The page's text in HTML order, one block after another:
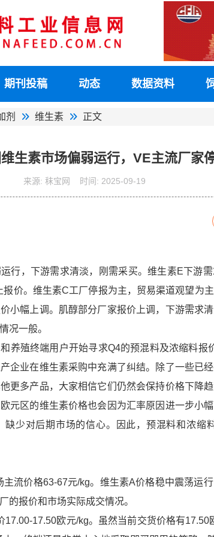
期刊投稿 动态 数据资料
剂 维生素 正文
生素市场偏弱运行，VE主流厂家
来源: 秣宝网 时间: 2025-09-19
行，下游需求清淡，刚需采买。维生素E下游
价。维生素C工厂停报为主，贸易渠道观望为
小幅上调。肌醇部分厂家报价上调，下游需求
况一般。
养殖终端用户开始寻求Q4的预混料及浓缩料报
企业在维生素采购中充满了纠结。除了一些已
更多产品，大家相信它们仍然会保持价格下降
元区的维生素价格也会因为汇率原因进一步小
缺少对后期市场的信心。因此，预混料和浓缩
主流价格63-67元/kg。维生素A价格稳中震荡运
的报价和市场实际成交情况。
17.00-17.50欧元/kg。虽然当前交货价格有17.50